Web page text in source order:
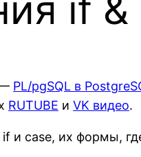
PL/pgSQL в
RUTUBE и VK видео.
и case, их формы,